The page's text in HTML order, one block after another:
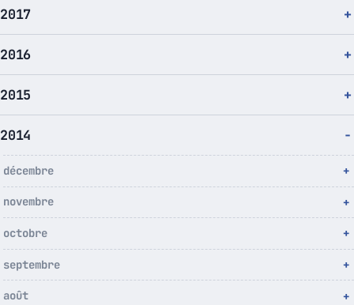
2017
2016
2015
2014
décembre
novembre
octobre
septembre
août